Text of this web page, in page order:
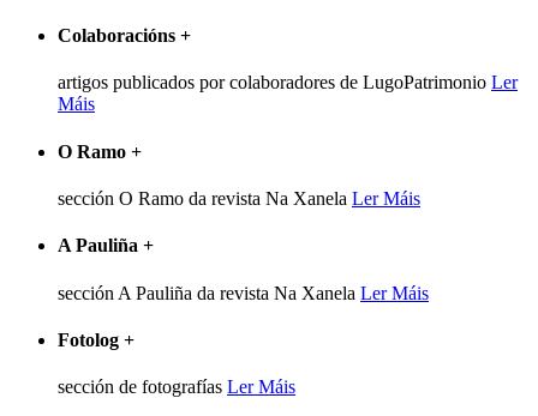
Colaboracións +
artigos publicados por colaboradores de LugoPatrimonio Ler
Máis
O Ramo +
sección O Ramo da revista Na Xanela Ler Máis
A Pauliña +
sección A Pauliña da revista Na Xanela Ler Máis
Fotolog +
sección de fotografías Ler Máis